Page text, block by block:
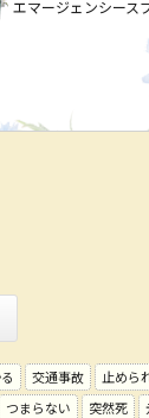
エマージェンシース
交通事故 止めら
つまらない 突然死